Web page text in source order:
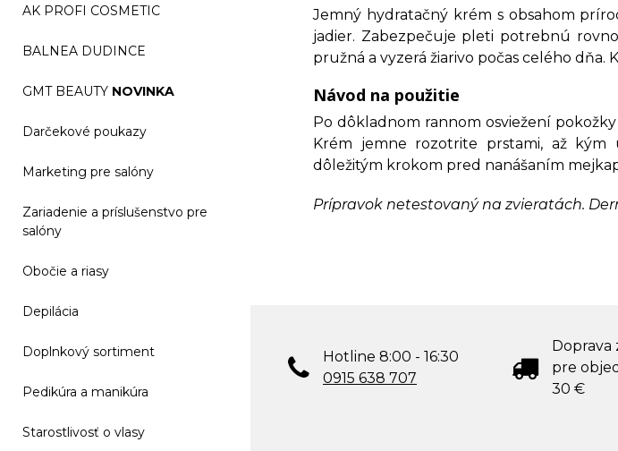
AK PROFI COSMETIC
BALNEA DUDINCE
GMT BEAUTY NOVINKA
Darčekové poukazy
Marketing pre salóny
Zariadenie a príslušenstvo pre
salóny
Obočie a riasy
Depilácia
Doplnkový sortiment
Pedikúra a manikúra
Starostlivosť o vlasy
Jemný hydratačný krém s obsahom
jadier. Zabezpečuje pleti potrebnú
pružná a vyzerá žiarivo počas celého
Návod na použitie
Po dôkladnom rannom osviežení
Krém jemne rozotrite prstami, až kým
dôležitým krokom pred nanášaním
Prípravok netestovaný na zvieratách.
Hotline 8:00 - 16:30
0915 638 707
Doprava
pre
30 €